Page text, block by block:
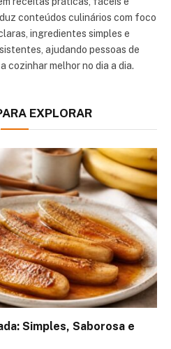
conteúdos culinários com foco
ingredientes simples e
ajudando pessoas de
cozinhar melhor no dia a dia.
EXPLORAR
Simples, Saborosa e